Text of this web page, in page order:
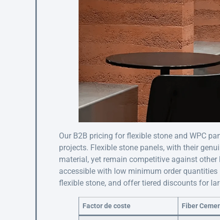
Our B2B pricing for flexible stone and WPC
projects. Flexible stone panels, with their
material, yet remain competitive against
accessible with low minimum order
flexible stone, and offer tiered discounts for
Factor de coste Fiber